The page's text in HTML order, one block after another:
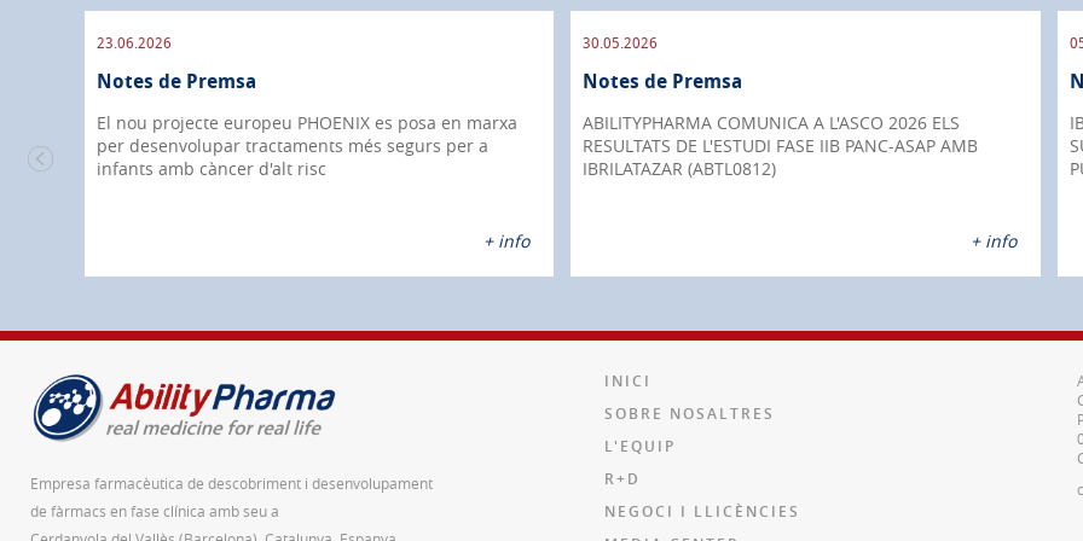
23.06.2026
Notes de Premsa
El nou projecte europeu PHOENIX es posa en marxa
per desenvolupar tractaments més segurs per a
infants amb càncer d'alt risc
+ info
30.05.2026
Notes de Premsa
ABILITYPHARMA COMUNICA A L'ASCO 2026 ELS
RESULTATS DE L'ESTUDI FASE IIB PANC-ASAP AMB
IBRILATAZAR (ABTL0812)
+ info
Empresa farmacèutica de descobriment i desenvolupament
de fàrmacs en fase clínica amb seu a
INICI
SOBRE NOSALTRES
L'EQUIP
R+D
NEGOCI I LLICÈNCIES